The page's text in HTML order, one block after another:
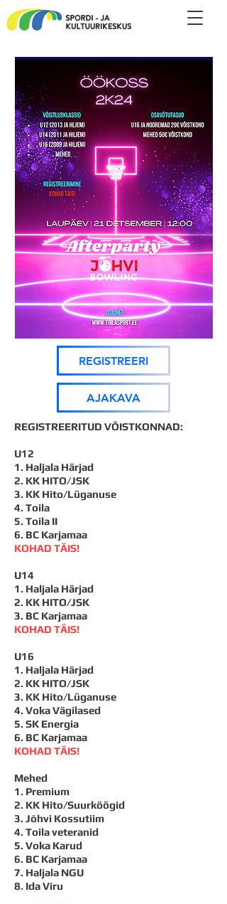
REGISTREERI
AJAKAVA
REGISTREERITUD VÕISTKONNAD:
U12
1. Haljala Härjad
​2. KK HITO/JSK
3. KK Hito/Lüganuse
4. Toila
5. Toila II
6. BC Karjamaa
KOHAD TÄIS!
U14
1. Haljala Härjad
2. KK HITO/JSK
3. BC Karjamaa
KOHAD TÄIS!
U16
​1. Haljala Härjad
​2. KK HITO/JSK
3. KK Hito/Lüganuse
4. Voka Vägilased
5. SK Energia
6. BC Karjamaa
KOHAD TÄIS!
Mehed
1. Premium​
2. KK Hito/Suurköögid
3. Jõhvi Kossutiim
4. Toila veteranid
5. Voka Karud
6. BC Karjamaa
7. Haljala NGU
8. IdaViru